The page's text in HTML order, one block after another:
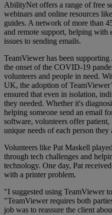
AbilityNet offers a range of free
webinars and online resources
guides. A network of more than
and remote support, helping
issues to sending emails.
TeamViewer has been
the onset of the COVID-19
volunteers and people in need.
UK, the adoption of
ensured that even in isolation,
they needed. Whether it's
helping someone send an email
software, volunteers offer
unique needs of each person they
Volunteers like Pat Maskell
through tech challenges and
technology. One day, Pat
with a printer problem.
"I suggested using TeamViewer
"TeamViewer requires both
job was to reassure the client